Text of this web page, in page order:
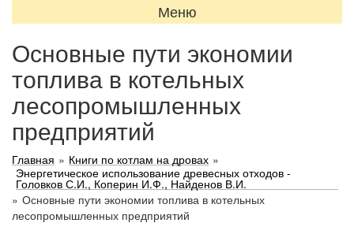
Меню
Основные пути экономии
топлива в котельных
лесопромышленных
предприятий
Главная » Книги по котлам на дровах »
Энергетическое использование древесных отходов -
Головков С.И., Коперин И.Ф., Найденов В.И.
» Основные пути экономии топлива в котельных
лесопромышленных предприятий